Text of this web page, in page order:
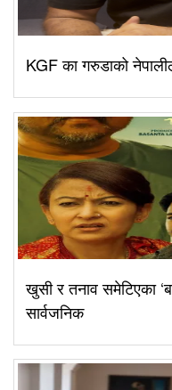
KGF का गरुडाको
खुसी र तनाव समेटिएका
सार्वजनिक